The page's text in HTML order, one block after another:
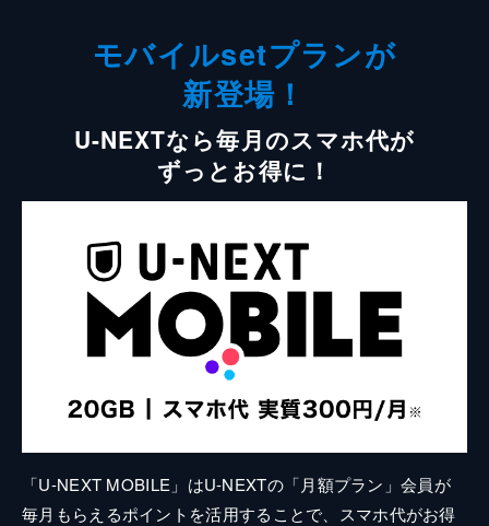
モバイルsetプランが
新登場！
U-NEXTなら毎月のスマホ代が
ずっとお得に！
「U-NEXT MOBILE」はU-NEXTの「月額プラン」会員が
毎月もらえるポイントを活用することで、スマホ代がお得